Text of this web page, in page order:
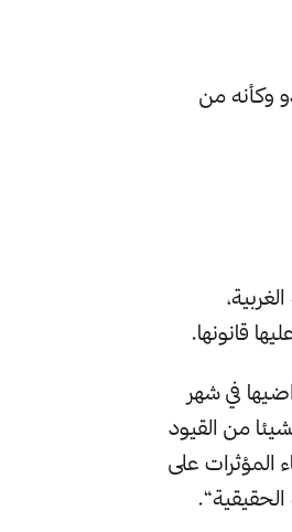
وكأنه من
قانونها.
في شهر
من القيود
المؤثرات على